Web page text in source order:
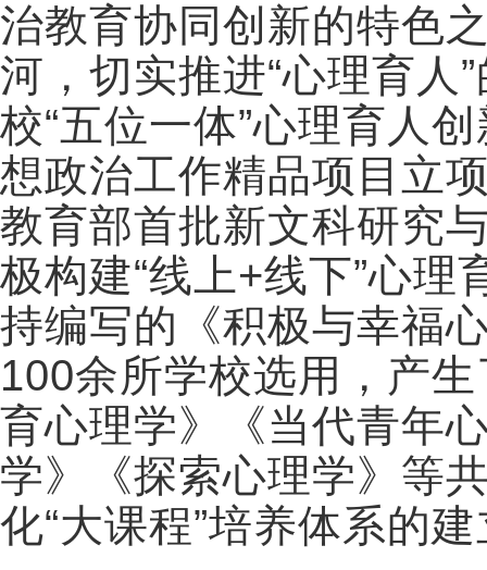
治教育协同创新的特色
河，切实推进“心理育人
校“五位一体”心理育人
想政治工作精品项目立
教育部首批新文科研究
极构建“线上+线下”心
持编写的《积极与幸福
100余所学校选用，产
育心理学》《当代青年
学》《探索心理学》等
化“大课程”培养体系的